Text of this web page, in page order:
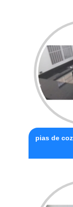
pias de